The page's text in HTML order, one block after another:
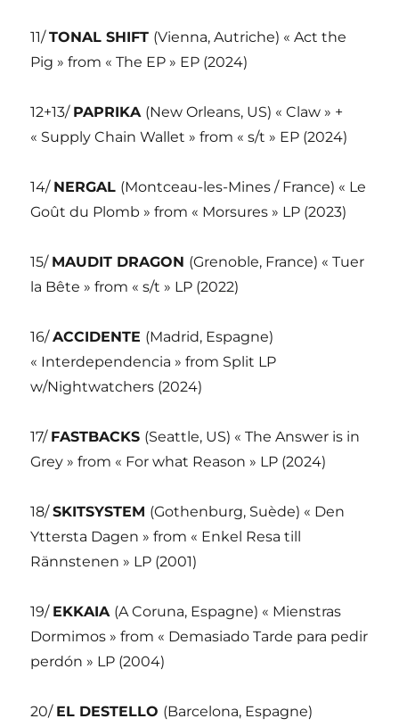
11/TONAL SHIFT (Vienna, Autriche) « Act the
Pig » from « The EP » EP (2024)
12+13/ PAPRIKA (New Orleans, US) « Claw » +
« Supply Chain Wallet » from « s/t » EP (2024)
14/ NERGAL (Montceau-les-Mines / France) « Le
Goût du Plomb » from « Morsures » LP (2023)
15/ MAUDIT DRAGON (Grenoble, France) « Tuer
la Bête » from « s/t » LP (2022)
16/ACCIDENTE (Madrid, Espagne)
« Interdependencia » from Split LP
w/Nightwatchers (2024)
17/ FASTBACKS (Seattle, US) « The Answer is in
Grey » from « For what Reason » LP (2024)
18/SKITSYSTEM (Gothenburg, Suède) « Den
Yttersta Dagen » from « Enkel Resa till
Rännstenen » LP (2001)
19/ EKKAIA (A Coruna, Espagne) « Mienstras
Dormimos » from « Demasiado Tarde para pedir
perdón » LP (2004)
20/ EL DESTELLO (Barcelona, Espagne)